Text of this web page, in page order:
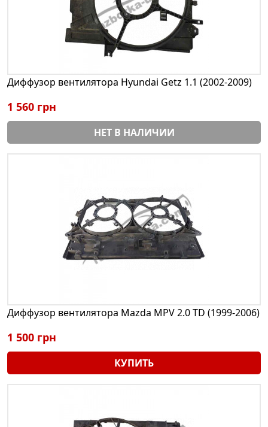
Диффузор вентилятора Hyundai Getz 1.1 (2002-2009)
1 560 грн
НЕТ В НАЛИЧИИ
Диффузор вентилятора Mazda MPV 2.0 TD (1999-2006)
1 500 грн
КУПИТЬ